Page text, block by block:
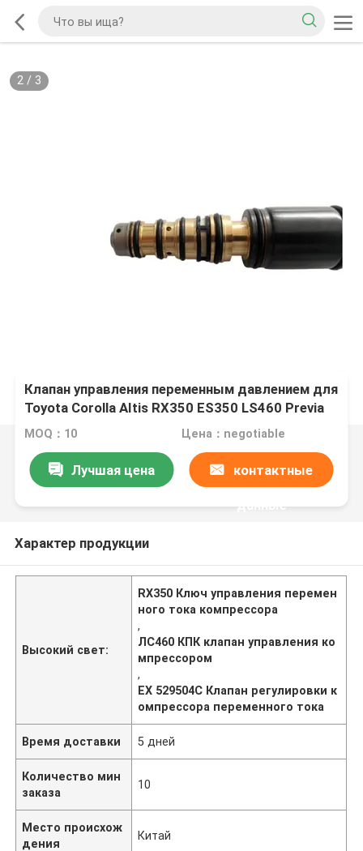
2/ 3
Клапан управления переменным давлением для
Toyota Corolla AItis RX350 ES350 LS460 Previa
EX 529504C
MOQ：10 Цена：negotiable
Лучшая цена контактные
данные
Характер продукции
Высокий свет:
RX350 Ключ управления перемен
ного тока компрессора
,
ЛС460 КПК клапан управления ко
мпрессором
,
EX 529504C Клапан регулировки к
омпрессора переменного тока
Время доставки 5 дней
Количество мин
заказа
10
Место происхож
дения
Китай